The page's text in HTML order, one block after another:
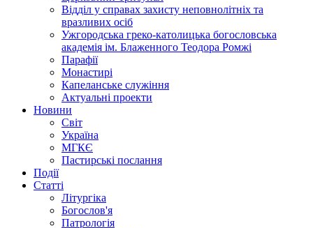
Відділ у справах захисту неповнолітніх та
вразливих осіб
Ужгородська греко-католицька богословська
академія ім. Блаженного Теодора Ромжі
Парафії
Монастирі
Капеланське служіння
Актуальні проекти
Новини
Світ
Україна
МГКЄ
Пастирські послання
Події
Статті
Літургіка
Богослов'я
Патрологія